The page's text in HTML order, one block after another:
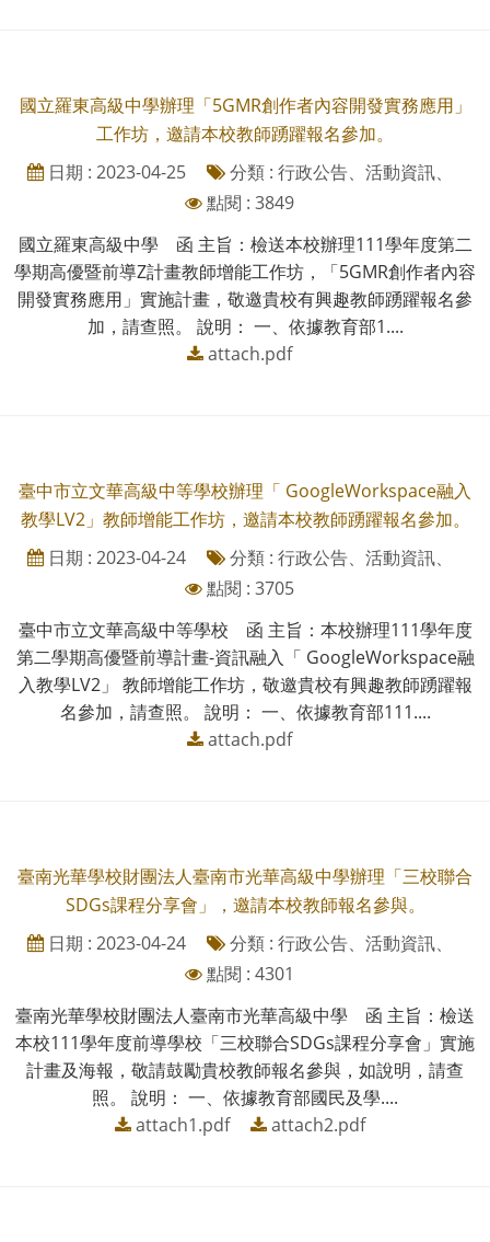
國立羅東高級中學辦理「5GMR創作者內容開發實務應用」
工作坊，邀請本校教師踴躍報名參加。
日期 : 2023-04-25
分類 : 行政公告、活動資訊、
點閱 : 3849
國立羅東高級中學 函 主旨：檢送本校辦理111學年度第二
學期高優暨前導Z計畫教師增能工作坊，「5GMR創作者內容
開發實務應用」實施計畫，敬邀貴校有興趣教師踴躍報名參
加，請查照。 說明： 一、依據教育部1....
attach.pdf
臺中市立文華高級中等學校辦理「 GoogleWorkspace融入
教學LV2」教師增能工作坊，邀請本校教師踴躍報名參加。
日期 : 2023-04-24
分類 : 行政公告、活動資訊、
點閱 : 3705
臺中市立文華高級中等學校 函 主旨：本校辦理111學年度
第二學期高優暨前導計畫-資訊融入「 GoogleWorkspace融
入教學LV2」 教師增能工作坊，敬邀貴校有興趣教師踴躍報
名參加，請查照。 說明： 一、依據教育部111....
attach.pdf
臺南光華學校財團法人臺南市光華高級中學辦理「三校聯合
SDGs課程分享會」，邀請本校教師報名參與。
日期 : 2023-04-24
分類 : 行政公告、活動資訊、
點閱 : 4301
臺南光華學校財團法人臺南市光華高級中學 函 主旨：檢送
本校111學年度前導學校「三校聯合SDGs課程分享會」實施
計畫及海報，敬請鼓勵貴校教師報名參與，如說明，請查
照。 說明： 一、依據教育部國民及學....
attach1.pdf
attach2.pdf